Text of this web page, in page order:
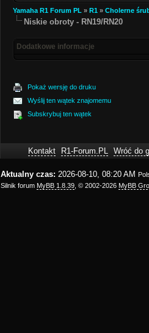
Yamaha R1 Forum PL » R1 » Cholerne
Niskie obroty - RN19/RN20
Dodatkowe informacje
Pokaż wersję do druku
Wyślij ten wątek znajomemu
Subskrybuj ten wątek
Kontakt R1-Forum.PL Wróć do
Aktualny czas: 2026-08-10, 08:20 AM
Silnik forum MyBB 1.8.39 , © 2002-2026 MyBB